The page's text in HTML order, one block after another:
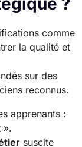
comme
la qualité et
sur des
reconnus.
apprenants :
».
suscite